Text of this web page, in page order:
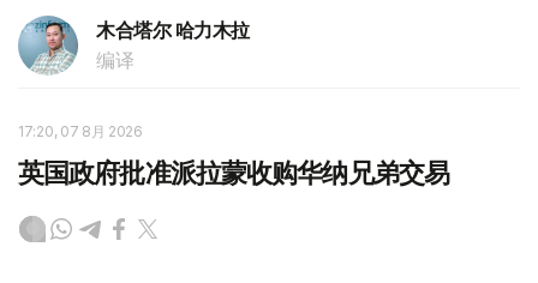
木合塔尔 哈力木拉
编译
17:20, 07 8月 2026
英国政府批准派拉蒙收购华纳兄弟交易